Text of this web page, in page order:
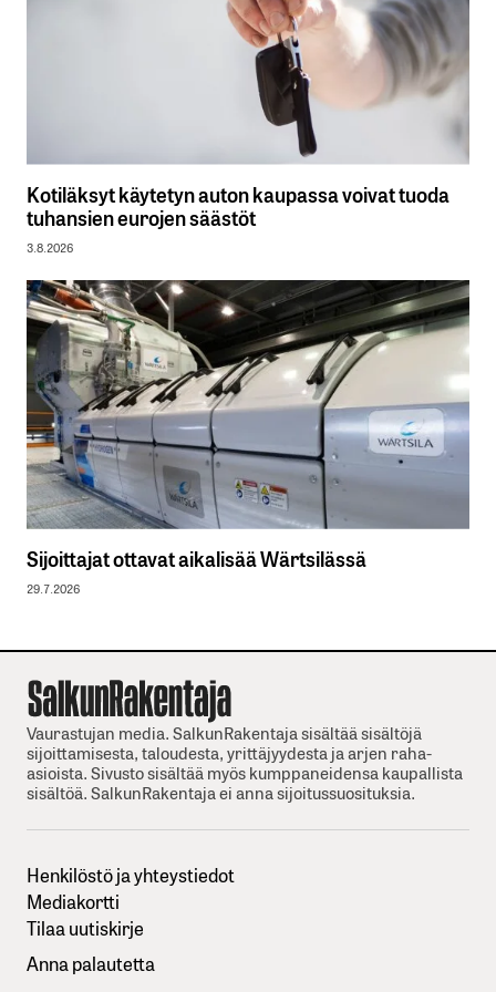
Kotiläksyt käytetyn auton kaupassa voivat tuoda
tuhansien eurojen säästöt
3.8.2026
Sijoittajat ottavat aikalisää Wärtsilässä
29.7.2026
Vaurastujan media. SalkunRakentaja sisältää sisältöjä
sijoittamisesta, taloudesta, yrittäjyydesta ja arjen raha-
asioista. Sivusto sisältää myös kumppaneidensa kaupallista
sisältöä. SalkunRakentaja ei anna sijoitussuosituksia.
Henkilöstö ja yhteystiedot
Mediakortti
Tilaa uutiskirje
Anna palautetta